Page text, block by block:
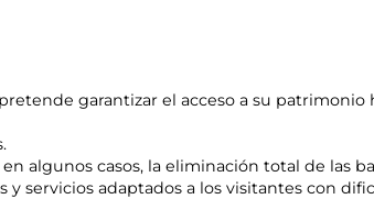
pretende garantizar el acceso a su
algunos casos, la eliminación total de las
servicios adaptados a los visitantes con